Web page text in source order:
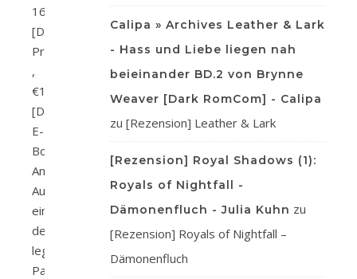
16,00
[D]
Print
,
€11,99
[D]
E-
Book
Amazon
Auf
einer
der
legendären
Partys
Calipa » Archives Leather & Lark
- Hass und Liebe liegen nah
beieinander BD.2 von Brynne
Weaver [Dark RomCom] - Calipa
zu [Rezension] Leather & Lark
[Rezension] Royal Shadows (1):
Royals of Nightfall -
Dämonenfluch - Julia Kuhn zu
[Rezension] Royals of Nightfall –
Dämonenfluch